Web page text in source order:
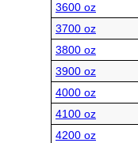
3600 oz
3700 oz
3800 oz
3900 oz
4000 oz
4100 oz
4200 oz